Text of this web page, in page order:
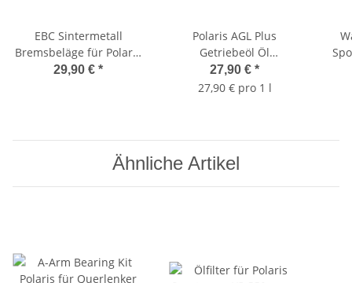
EBC Sintermetall
Bremsbeläge für Polaris
Sportsman 850 XP vorn
29,90 € *
Polaris AGL Plus
Getriebeöl Öl
(27,90Euro/L) 502080
27,90 € *
27,90 € pro 1 l
Ähnliche Artikel